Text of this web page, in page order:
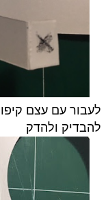
לעבור עם עצם
להבדיק ולהדק